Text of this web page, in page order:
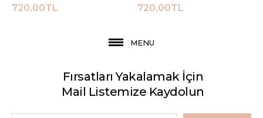
720,00TL 720,00TL
MENU
Fırsatları Yakalamak İçin
Mail Listemize Kaydolun